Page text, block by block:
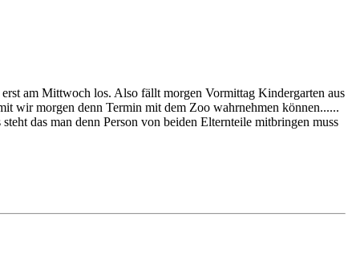
am Mittwoch los. Also fällt morgen Vormittag Kindergarten aus
wir morgen denn Termin mit dem Zoo wahrnehmen können......
das man denn Person von beiden Elternteile mitbringen muss